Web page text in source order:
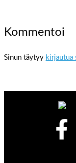
Kommentoi
Sinun täytyy kirjautua